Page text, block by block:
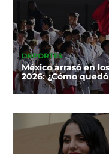
DEPORTES
México arrasó en
2026: ¿Cómo